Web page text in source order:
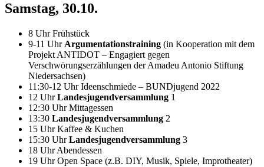
Samstag, 30.10.
8 Uhr Frühstück
9-11 Uhr Argumentationstraining (in Kooperation mit dem
Projekt ANTIDOT – Engagiert gegen
Verschwörungserzählungen der Amadeu Antonio Stiftung
Niedersachsen)
11:30-12 Uhr Ideenschmiede – BUNDjugend 2022
12 UhrLandesjugendversammlung 1
12:30 Uhr Mittagessen
13:30 Landesjugendversammlung 2
15 Uhr Kaffee & Kuchen
15:30 UhrLandesjugendversammlung 3
18 Uhr Abendessen
19 Uhr Open Space (z.B. DIY, Musik, Spiele, Improtheater)